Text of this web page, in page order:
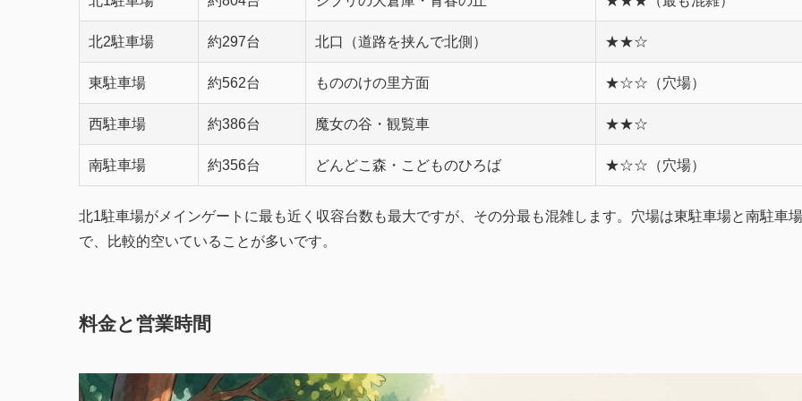
北2駐車場 約297台 北口（道路を挟んで北側） ★★☆
東駐車場 約562台 もののけの里方面 ★☆☆（穴場）
西駐車場 約386台 魔女の谷・観覧車 ★★☆
南駐車場 約356台 どんどこ森・こどものひろば ★☆☆（穴場）
北1駐車場がメインゲートに最も近く収容台数も最大ですが、その分最も混雑します。穴場は東駐車場と南駐車場
で、比較的空いていることが多いです。
料金と営業時間